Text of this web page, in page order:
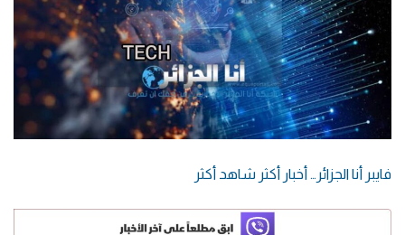
فايبر أنا الجزائر… أخبار أكثر شاهد أكثر